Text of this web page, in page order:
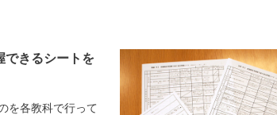
できるシートを
を各教科で行って